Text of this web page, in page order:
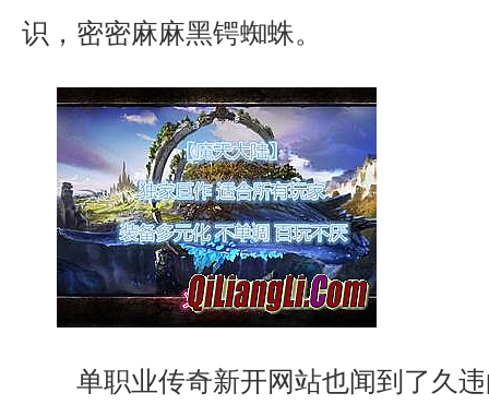
识，密密麻麻黑锷蜘蛛。
单职业传奇新开网站也闻到了久